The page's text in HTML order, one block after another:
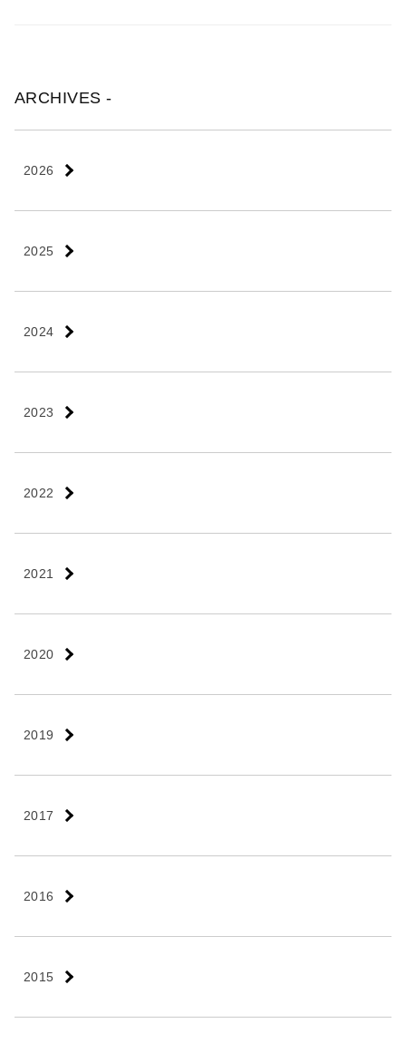
ARCHIVES -
2026
2025
2024
2023
2022
2021
2020
2019
2017
2016
2015